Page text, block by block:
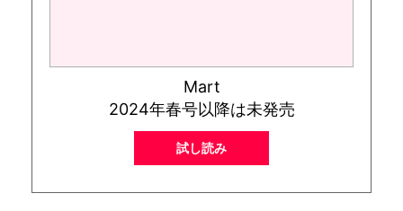
Mart
2024年春号以降は未発売
試し読み